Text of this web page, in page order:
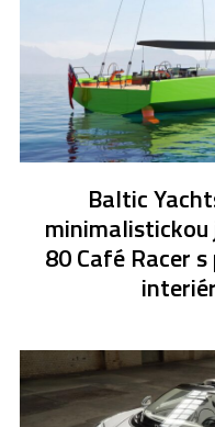
Baltic
80 Café Racer